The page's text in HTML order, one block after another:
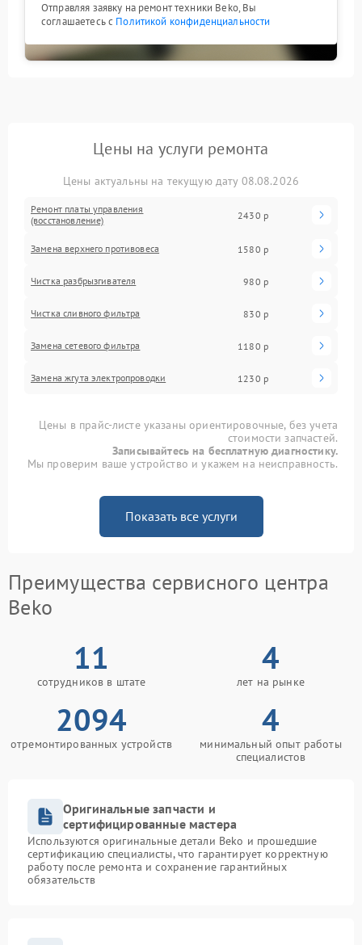
Отправляя заявку на ремонт техники Beko, Вы
соглашаетесь с Политикой конфиденциальности
Цены на услуги ремонта
Цены актуальны на текущую дату 08.08.2026
Ремонт платы управления
(восстановление)
2430 р
Замена верхнего противовеса 1580 р
Чистка разбрызгивателя 980 р
Чистка сливного фильтра 830 р
Замена сетевого фильтра 1180 р
Замена жгута электропроводки 1230 р
Цены в прайс-листе указаны ориентировочные, без учета
стоимости запчастей.
Записывайтесь на бесплатную диагностику.
Мы проверим ваше устройство и укажем на неисправность.
Показать все услуги
Преимущества сервисного центра
Beko
11
сотрудников в штате
4
лет на рынке
2094
отремонтированных устройств
4
минимальный опыт работы
специалистов
Оригинальные запчасти и
сертифицированные мастера
Используются оригинальные детали Beko и прошедшие
сертификацию специалисты, что гарантирует корректную
работу после ремонта и сохранение гарантийных
обязательств